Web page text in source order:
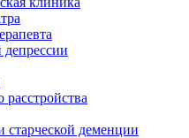
депрессии
старческой деменции